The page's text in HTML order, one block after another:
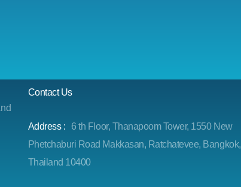
Contact Us
Address :
6 th Floor, Thanapoom Tower, 1550 New
Phetchaburi Road Makkasan, Ratchatevee, Bangkok,
Thailand 10400